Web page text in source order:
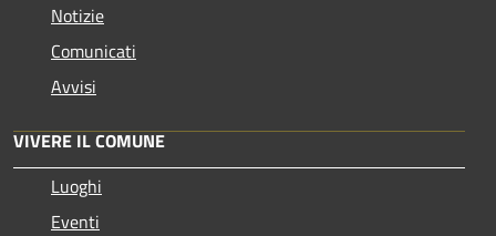
Notizie
Comunicati
Avvisi
VIVERE IL COMUNE
Luoghi
Eventi